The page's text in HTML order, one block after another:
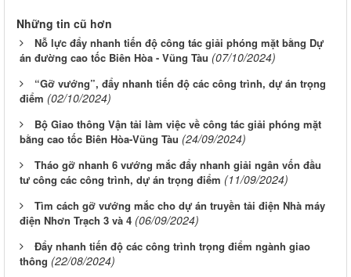
Những tin cũ hơn
Nỗ lực đẩy nhanh tiến độ công tác giải phóng mặt bằng Dự
án đường cao tốc Biên Hòa - Vũng Tàu (07/10/2024)
“Gỡ vướng”, đẩy nhanh tiến độ các công trình, dự án trọng
điểm (02/10/2024)
Bộ Giao thông Vận tải làm việc về công tác giải phóng mặt
bằng cao tốc Biên Hòa-Vũng Tàu (24/09/2024)
Tháo gỡ nhanh 6 vướng mắc đẩy nhanh giải ngân vốn đầu
tư công các công trình, dự án trọng điểm (11/09/2024)
Tìm cách gỡ vướng mắc cho dự án truyền tải điện Nhà máy
điện Nhơn Trạch 3 và 4 (06/09/2024)
Đẩy nhanh tiến độ các công trình trọng điểm ngành giao
thông (22/08/2024)